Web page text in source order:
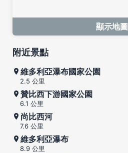
顯示地圖
附近景點
維多利亞瀑布國家公園
2.5 公里
贊比西下游國家公園
6.1 公里
尚比西河
7.6 公里
維多利亞瀑布
8.9 公里